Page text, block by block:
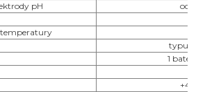
pH
od
temperatury
typu
1 bateria
+4°C